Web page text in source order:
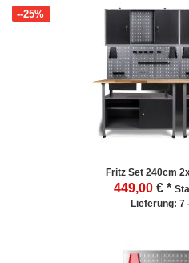
Fritz Set 240cm
449,00
--25%
€ *
Lieferung: 7